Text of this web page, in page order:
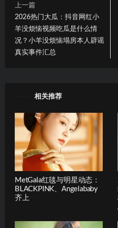
上一篇
2026热门大瓜：抖音网红小
羊没烦恼视频吃瓜是什么情
况？小羊没烦恼塌房本人辟谣
真实事件汇总
相关推荐
MetGala红毯与明星动态：
BLACKPINK、Angelababy
齐上